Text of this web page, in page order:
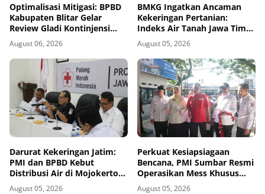
Optimalisasi Mitigasi: BPBD
Kabupaten Blitar Gelar
Review Gladi Kontinjensi
Erupsi Gunung Kelud
August 06, 2026
BMKG Ingatkan Ancaman
Kekeringan Pertanian:
Indeks Air Tanah Jawa Timur
Agustus 2026 Masuk
Kategori Kurang
August 05, 2026
Darurat Kekeringan Jatim:
PMI dan BPBD Kebut
Distribusi Air di Mojokerto-
Pasuruan
August 05, 2026
Perkuat Kesiapsiagaan
Bencana, PMI Sumbar Resmi
Operasikan Mess Khusus
Relawan Kemanusiaan
August 05, 2026